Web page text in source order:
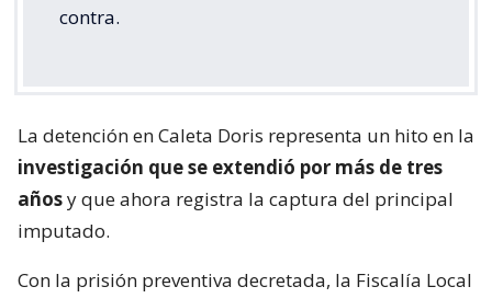
contra.
La detención en Caleta Doris representa un hito en la
investigación que se extendió por más de tres
añosy que ahora registra la captura del principal
imputado.
Con la prisión preventiva decretada, la Fiscalía Local